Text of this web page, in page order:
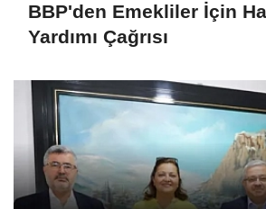
BBP'den Emekliler İçin
Yardımı Çağrısı